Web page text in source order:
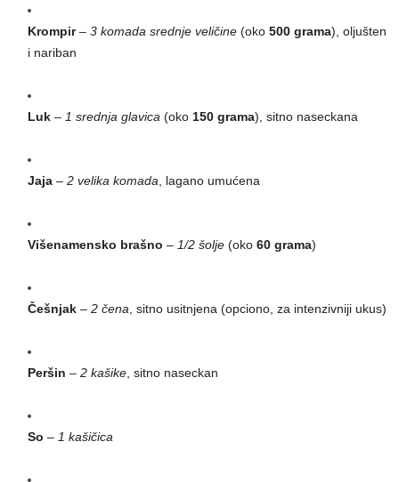
Krompir– 3 komada srednje veličine (oko 500 grama), oljušten
i nariban
Luk – 1 srednja glavica (oko 150 grama), sitno naseckana
Jaja – 2 velika komada , lagano umućena
Višenamensko brašno – 1/2 šolje (oko 60 grama)
Češnjak – 2 čena , sitno usitnjena (opciono, za intenzivniji ukus)
Peršin – 2 kašike , sitno naseckan
So – 1 kašičica